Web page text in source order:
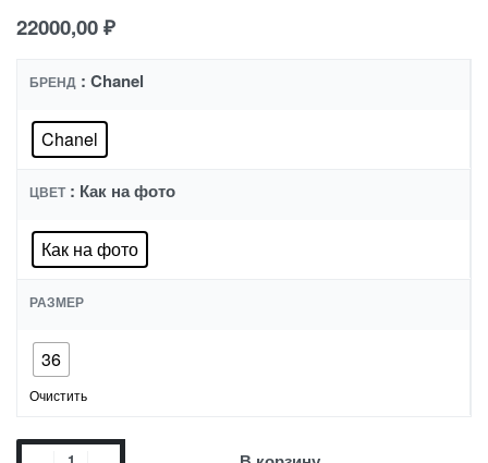
22000,00₽
БРЕНД : Chanel
Chanel
ЦВЕТ : Как на фото
Как на фото
РАЗМЕР
36
Очистить